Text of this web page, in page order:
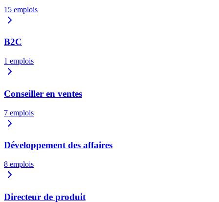
15 emplois
B2C
1 emplois
Conseiller en ventes
7 emplois
Développement des affaires
8 emplois
Directeur de produit